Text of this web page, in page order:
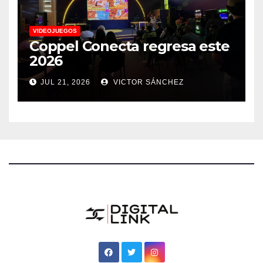
VIDEOJUEGOS
Coppel Conecta regresa este
2026
JUL 21, 2026 VICTOR SÁNCHEZ